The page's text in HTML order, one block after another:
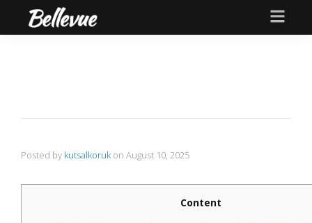
Posted by kutsalkoruk on August 10, 2025
Content